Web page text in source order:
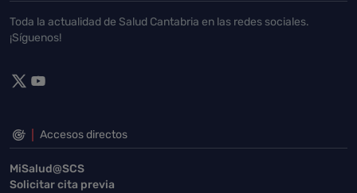
Toda la actualidad de Salud Cantabria en las redes sociales.
¡Síguenos!
Accesos directos
MiSalud@SCS
Solicitar cita previa